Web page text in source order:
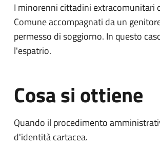
I minorenni cittadini extracomunitari
Comune accompagnati da un
permesso di soggiorno. In questo
l'espatrio.
Cosa si ottiene
Quando il procedimento
d'identità cartacea.